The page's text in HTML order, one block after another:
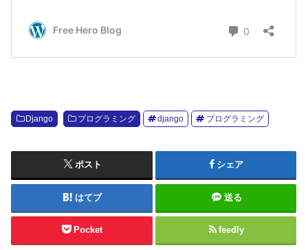
Django プログラミング django プログラミング
ポスト シェア
はてブ 送る
Pocket feedly